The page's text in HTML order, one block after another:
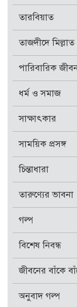
তারবিয়াত
তাজদীদে মিল্লাত
পারিবারিক
ধর্ম ও সমাজ
সাক্ষাৎকার
সাময়িক প্রসঙ্গ
চিন্তাধারা
তারুণ্যের ভাবনা
গল্প
বিশেষ নিবন্ধ
জীবনের বাঁকে
অনুবাদ গল্প